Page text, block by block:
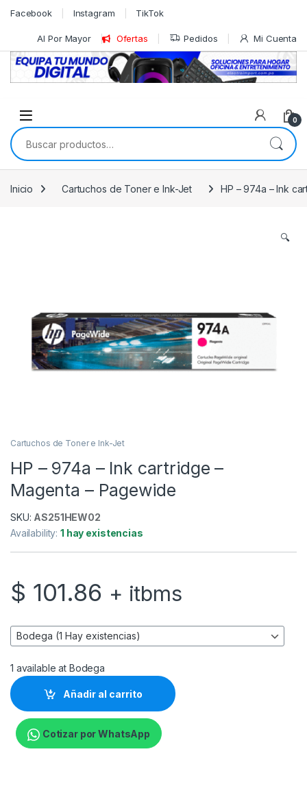
Skip to navigation
Skip to content
Facebook Instagram TikTok
Al Por Mayor Ofertas Pedidos Mi Cuenta
0
Buscar por:
Inicio Cartuchos de Toner e Ink-Jet HP – 974a – Ink
🔍
Cartuchos de Toner e Ink-Jet
HP – 974a – Ink cartridge –
Magenta – Pagewide
SKU: AS251HEW02
Availability:1 hay existencias
$ 101.86 + itbms
1 available at Bodega
Añadir al carrito
Cotizar por WhatsApp